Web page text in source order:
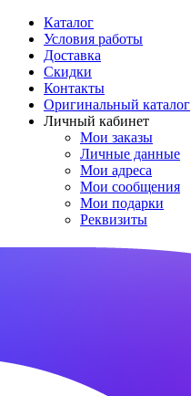
Каталог
Условия работы
Доставка
Скидки
Контакты
Оригинальный каталог
Личный кабинет
Мои заказы
Личные данные
Мои адреса
Мои сообщения
Мои подарки
Реквизиты